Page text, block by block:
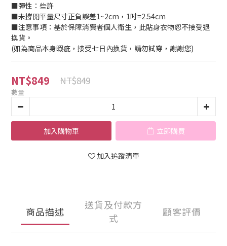
■彈性：些許
■未撐開平量尺寸正負誤差1~2cm，1吋=2.54cm
■注意事項：基於保障消費者個人衛生，此貼身衣物恕不接受退
換貨。
(如為商品本身暇疵，接受七日內換貨，請勿試穿，謝謝您)
NT$849 NT$849
數量
加入購物車 立即購買
加入追蹤清單
商品描述
送貨及付款方
式
顧客評價